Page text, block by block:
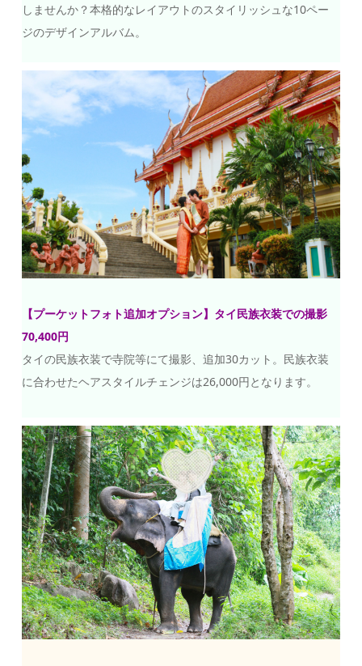
しませんか？本格的なレイアウトのスタイリッシュな10ペー
ジのデザインアルバム。
【プーケットフォト追加オプション】タイ民族衣装での撮影
70,400円
タイの民族衣装で寺院等にて撮影、追加30カット。民族衣装
に合わせたヘアスタイルチェンジは26,000円となります。